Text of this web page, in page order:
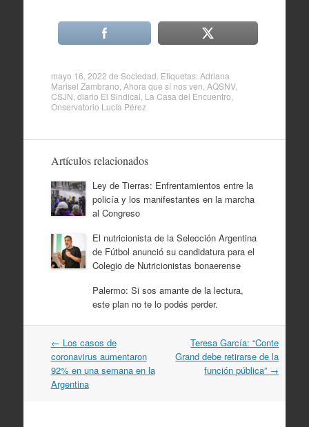
mayo 16, 2022 de Sociedad . Etiquetas:Adriana
Marisel Zambrano Ahora que sí nos ven AQSNV,
CSJN diario El Sindical La Casa del Encuentro
Onservatorio Lucía Pérez
Artículos relacionados
Ley de Tierras: Enfrentamientos entre la
policía y los manifestantes en la marcha
al Congreso
El nutricionista de la Selección Argentina
de Fútbol anunció su candidatura para el
Colegio de Nutricionistas bonaerense
Palermo: Si sos amante de la lectura,
este plan no te lo podés perder.
Navegación
por
artículos
← Los casos de
coronavirus aumentaron
92% en una semana en la
Argentina
Teresa García: “Conte
Grand debe retirarse de la
función pública” →